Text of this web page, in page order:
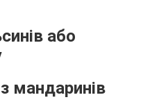
мандаринів